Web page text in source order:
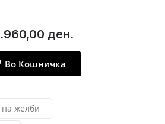
ден.
Во Кошничка
на желби